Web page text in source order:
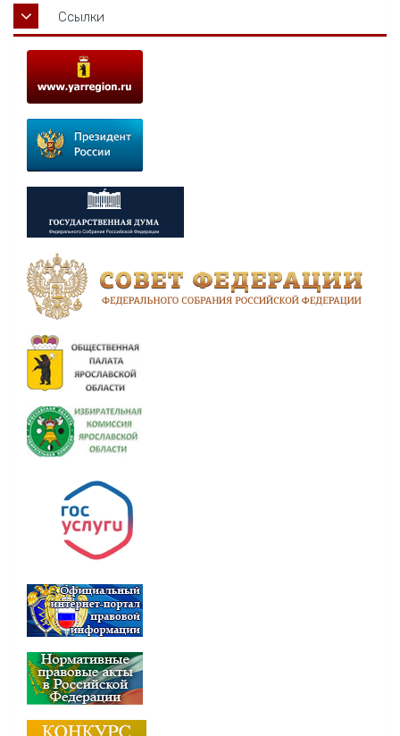
Ссылки